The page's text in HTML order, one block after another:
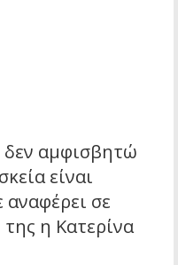
αμφισβητώ
είναι
αναφέρει σε
η Κατερίνα